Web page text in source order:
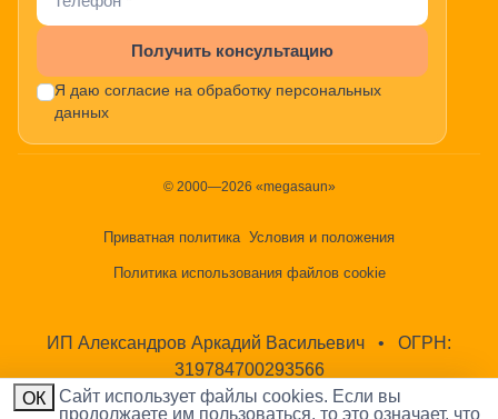
Получить консультацию
Я даю согласие на обработку персональных
данных
© 2000—2026 «megasaun»
Приватная политика Условия и положения
Политика использования файлов cookie
ИП Александров Аркадий Васильевич •
ОГРН:
319784700293566
ОК
Cайт использует файлы cookies. Если вы
продолжаете им пользоваться, то это означает, что